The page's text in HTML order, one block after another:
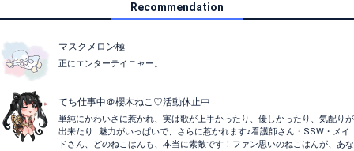
Recommendation
マスクメロン極
正にエンターテイニャー。
てち仕事中＠櫻木ねこ♡活動休止中
単純にかわいさに惹かれ、実は歌が上手かったり、優しかったり、気配りが
出来たり…魅力がいっぱいで、さらに惹かれます♪看護師さん・SSW・メイ
ドさん、どのねこはんも、本当に素敵です！ファン思いのねこはんが、あな